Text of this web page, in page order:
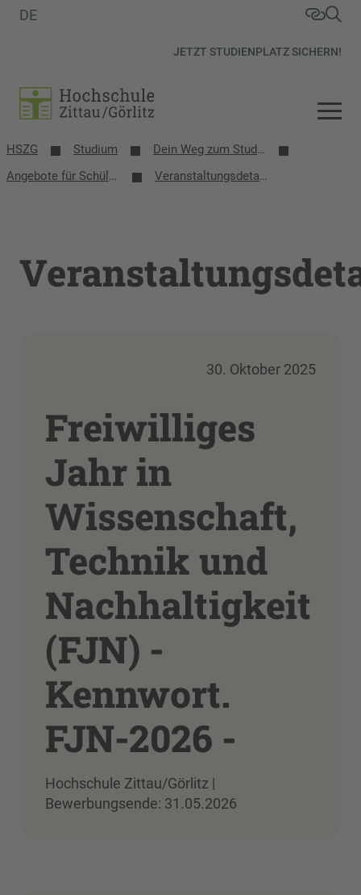
JETZT STUDIENPLATZ SICHERN!
DE
HSZG Studium
Dein Weg zum Studium
Angebote für Schülerinnen, Schüler und Schulen
Veranstaltungsdetails
30. Oktober 2025
Freiwilliges
Jahr in
Wissenschaft,
Technik und
Nachhaltigkeit
(FJN) -
Kennwort.
FJN-2026 -
Hochschule Zittau/Görlitz |
Bewerbungsende: 31.05.2026